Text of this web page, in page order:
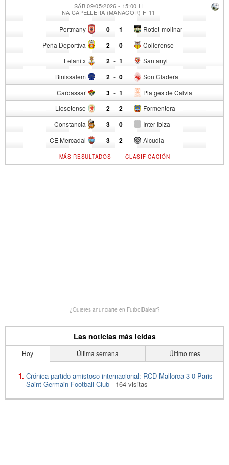
SÁB 09/05/2026 - 15:00 H
NA CAPELLERA (MANACOR) F-11
Portmany 0 - Rotlet-molinar
1
Peña Deportiva 2 - Collerense
0
Felanitx 2 - Santanyi
1
Binissalem 2 - Son Cladera
0
Cardassar 3 - Platges de Calvia
1
Llosetense 2 - Formentera
2
Constancia 3 - Inter Ibiza
0
CE Mercadal 3 - Alcudia
2
MÁS RESULTADOS -CLASIFICACIÓN
¿Quieres anunciarte en FutbolBalear?
Las noticias más leídas
Hoy Última semana Último mes
Crónica partido amistoso internacional: RCD Mallorca 3-0 Paris
Saint-Germain Football Club - 164 visitas